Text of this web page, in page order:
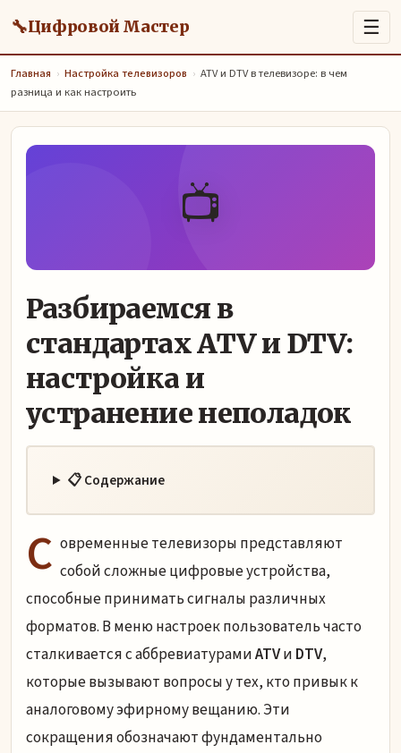
🔧Цифровой Мастер ☰
Главная › Настройка телевизоров › ATV и DTV в телевизоре: в чем
разница и как настроить
📺
Разбираемся в
стандартах ATV и DTV:
настройка и
устранение неполадок
📋 Содержание
С овременные телевизоры представляют
собой сложные цифровые устройства,
способные принимать сигналы различных
форматов. В меню настроек пользователь часто
сталкивается с аббревиатурамиATVи DTV,
которые вызывают вопросы у тех, кто привык к
аналоговому эфирному вещанию. Эти
сокращения обозначают фундаментально